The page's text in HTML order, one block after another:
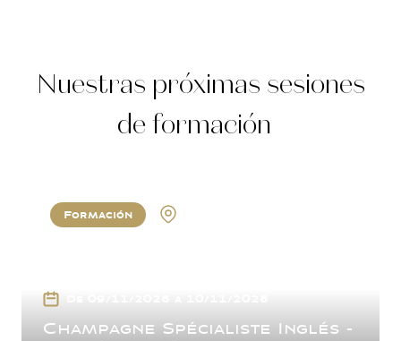
Nuestras próximas sesiones
de formación
Formación
Champagne Spécialiste Inglés -